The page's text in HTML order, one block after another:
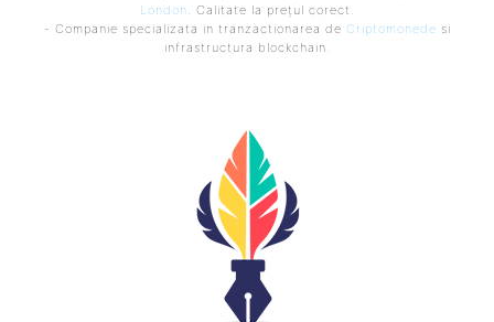
London . Calitate la prețul corect.
- Companie specializata in tranzactionarea de Criptomonede si
infrastructura blockchain.